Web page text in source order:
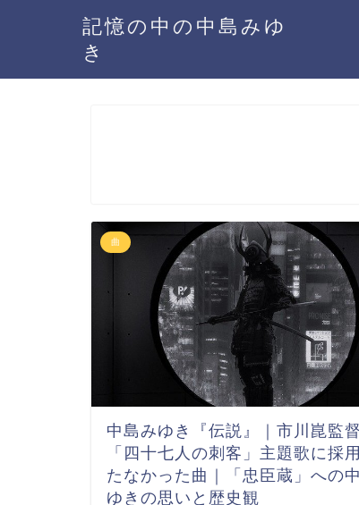
記憶の中の中島みゆ
き
曲
中島みゆき『伝説』｜市川崑監
「四十七人の刺客」主題歌に採
たなかった曲｜「忠臣蔵」への
ゆきの思いと歴史観